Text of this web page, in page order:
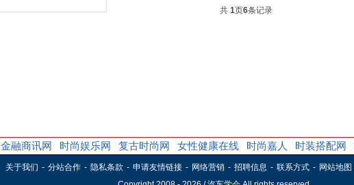
共 1页6条记录
金融商讯网 时尚娱乐网 复古时尚网 女性健康在线 时尚嘉人 时装搭配网
关于我们 - 分站合作 - 隐私条款 - 申请友情链接 - 网络营销 - 招聘信息 - 联系方式 - 网站地图